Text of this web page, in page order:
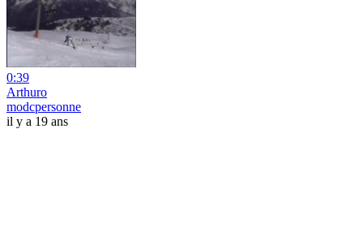
0:39
Arthuro
modcpersonne
il y a 19 ans